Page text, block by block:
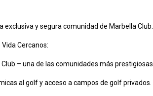
exclusiva y segura comunidad de Marbella Club.
Cercanos:
– una de las comunidades más prestigiosas
al golf y acceso a campos de golf privados.